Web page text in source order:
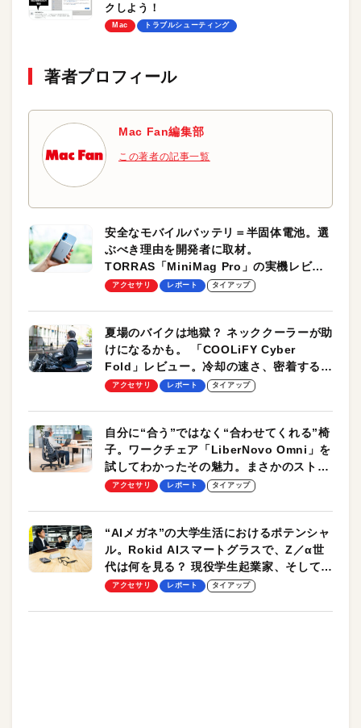
クしよう！
Mac トラブルシューティング
著者プロフィール
Mac Fan編集部
この著者の記事一覧
安全なモバイルバッテリ＝半固体電池。選
ぶべき理由を開発者に取材。
TORRAS「MiniMag Pro」の実機レビュ
ーも
アクセサリ レポート タイアップ
夏場のバイクは地獄？ ネッククーラーが助
けになるかも。 「COOLiFY Cyber
Fold」レビュー。冷却の速さ、密着する冷
却プレート、シンプルな操作性がグッド！
アクセサリ レポート タイアップ
自分に“合う”ではなく“合わせてくれる”椅
子。ワークチェア「LiberNovo Omni」を
試してわかったその魅力。まさかのストレ
ッチ機能も搭載
アクセサリ レポート タイアップ
“AIメガネ”の大学生活におけるポテンシャ
ル。Rokid AIスマートグラスで、Z／α世
代は何を見る？ 現役学生起業家、そして教
授による体験会レポート【PR】
アクセサリ レポート タイアップ